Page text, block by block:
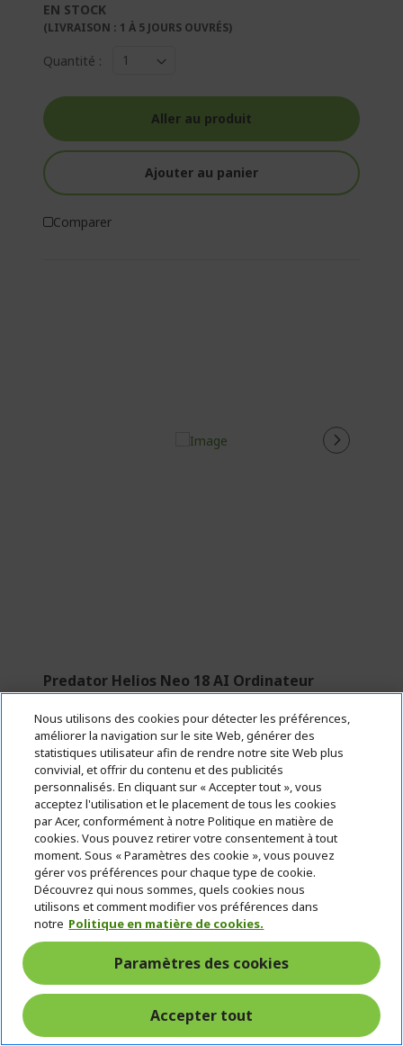
EN STOCK
(LIVRAISON : 1 À 5 JOURS OUVRÉS)
Quantité :
Aller au produit
Ajouter au panier
Comparer
Predator Helios Neo 18 AI Ordinateur
portable Gamer | PHN18-72 | Noir
Réf. NH.QVFEZ.006
CHF 500 DE RÉDUCTION
Automatiquement appliqué sur votre
panier
Windows 11 Home
Processeur Intel® Core™ Ultra 9 275HX 2,70
GHz
45,7 cm (18") WQXGA (2560 x 1600) 16:10 IPS
32 Go, DDR5 SDRAM
Nous utilisons des cookies pour détecter les préférences,
améliorer la navigation sur le site Web, générer des
statistiques utilisateur afin de rendre notre site Web plus
convivial, et offrir du contenu et des publicités
personnalisés. En cliquant sur « Accepter tout », vous
acceptez l'utilisation et le placement de tous les cookies
par Acer, conformément à notre Politique en matière de
cookies. Vous pouvez retirer votre consentement à tout
moment. Sous « Paramètres des cookie », vous pouvez
gérer vos préférences pour chaque type de cookie.
Découvrez qui nous sommes, quels cookies nous
utilisons et comment modifier vos préférences dans
notre Politique en matière de cookies.
Paramètres des cookies
Accepter tout